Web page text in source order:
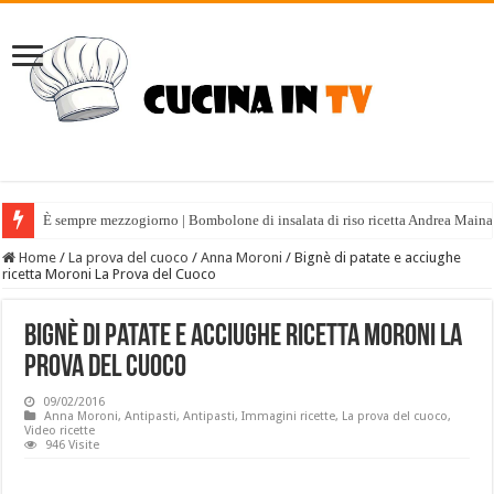
È sempre mezzogiorno | Bombolone di insalata di riso ricetta Andrea
Home / La prova del cuoco / Anna Moroni / Bignè di patate e acciughe
ricetta Moroni La Prova del Cuoco
Bignè di patate e acciughe ricetta Moroni La
Prova del Cuoco
09/02/2016
Anna Moroni,Antipasti,Antipasti,Immagini ricette, La prova del cuoco,
Video ricette
946 Visite